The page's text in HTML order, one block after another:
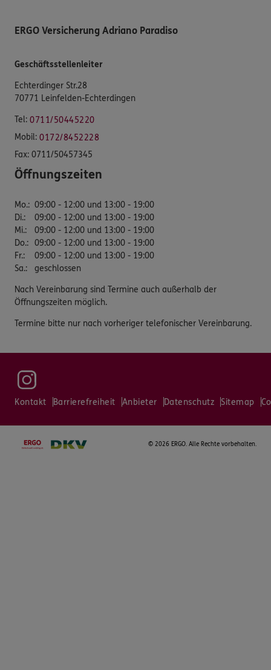
ERGO Versicherung Adriano Paradiso
Geschäftsstellenleiter
Echterdinger Str.28
70771 Leinfelden-Echterdingen
Tel: 0711/50445220
Mobil: 0172/8452228
Fax: 0711/50457345
Öffnungszeiten
Mo.: 09:00 - 12:00 und 13:00 - 19:00
Di.:
09:00 - 12:00 und 13:00 - 19:00
Mi.:
09:00 - 12:00 und 13:00 - 19:00
Do.: 09:00 - 12:00 und 13:00 - 19:00
Fr.:
09:00 - 12:00 und 13:00 - 19:00
Sa.: geschlossen
Nach Vereinbarung sind Termine auch außerhalb der
Öffnungszeiten möglich.
Termine bitte nur nach vorheriger telefonischer Vereinbarung.
Kontakt Barrierefreiheit Anbieter Datenschutz Sitemap
© 2026 ERGO. Alle Rechte vorbehalten.